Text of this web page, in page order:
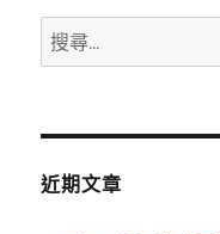
搜
尋
鍵
近期文章